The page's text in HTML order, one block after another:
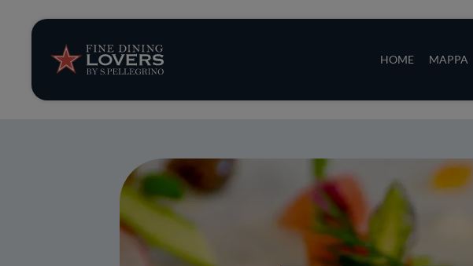
HOME MAPPA
Storie e tendenze
Ricette
Trucchi e consigli
Serie